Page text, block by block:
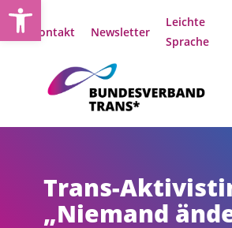
Zum
Inhalt
Kontakt Newsletter
Leichte
Sprache
Trans-
„Niemand